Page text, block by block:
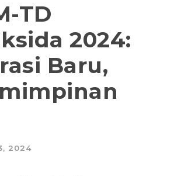
TD
2024:
Baru,
2024